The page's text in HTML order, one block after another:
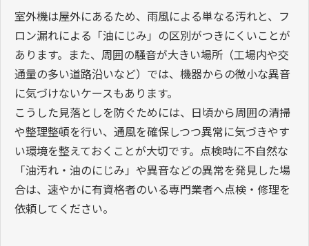
室外機は屋外にあるため、雨風による単なる汚れと、フ
ロン漏れによる「油にじみ」の区別がつきにくいことが
あります。また、周囲の騒音が大きい場所（工場内や交
通量の多い道路沿いなど）では、機器からの微小な異音
に気づけないケースもあります。
こうした見落としを防ぐためには、日頃から周囲の清掃
や整理整頓を行い、通風を確保しつつ異常に気づきやす
い環境を整えておくことが大切です。点検時に不自然な
「油汚れ・油のにじみ」や異音などの異常を発見した場
合は、速やかに有資格者のいる専門業者へ点検・修理を
依頼してください。